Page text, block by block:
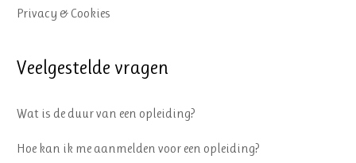
Privacy & Cookies
Veelgestelde vragen
Wat is de duur van een opleiding?
Hoe kan ik me aanmelden voor een opleiding?